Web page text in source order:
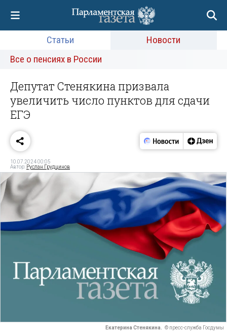
Статьи
Новости
Все о пенсиях в России
Депутат Стенякина призвала
увеличить число пунктов для сдачи
ЕГЭ
10.07.2024 00:05
Автор: Руслан Грудцинов
Екатерина Стенякина. © пресс-служба Госдумы